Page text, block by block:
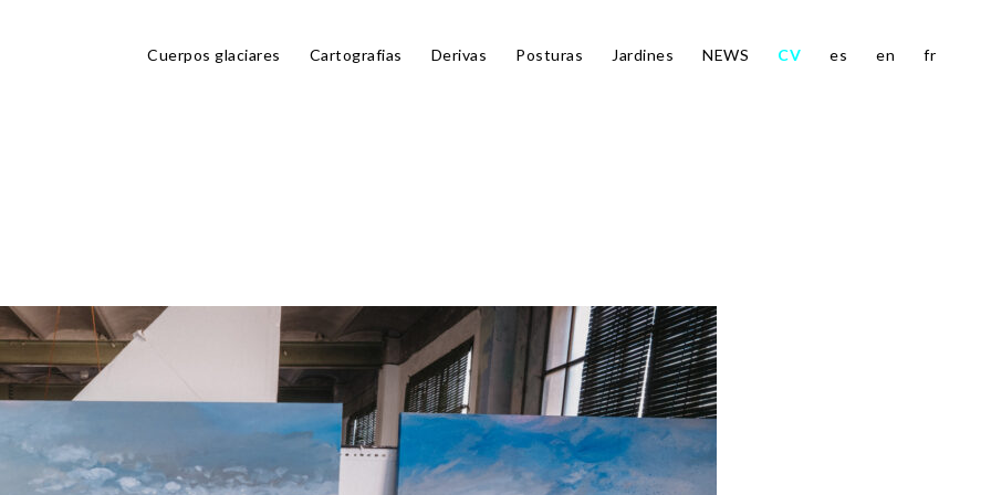
Cuerpos glaciares Cartografias Derivas Posturas Jardines NEWS CV es en fr